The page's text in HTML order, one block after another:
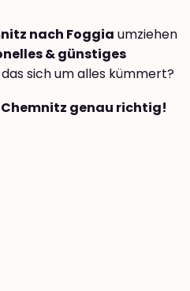
nach Foggia umziehen
& günstiges
das sich um alles kümmert?
Chemnitz genau richtig!